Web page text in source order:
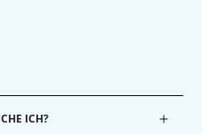
ICH?